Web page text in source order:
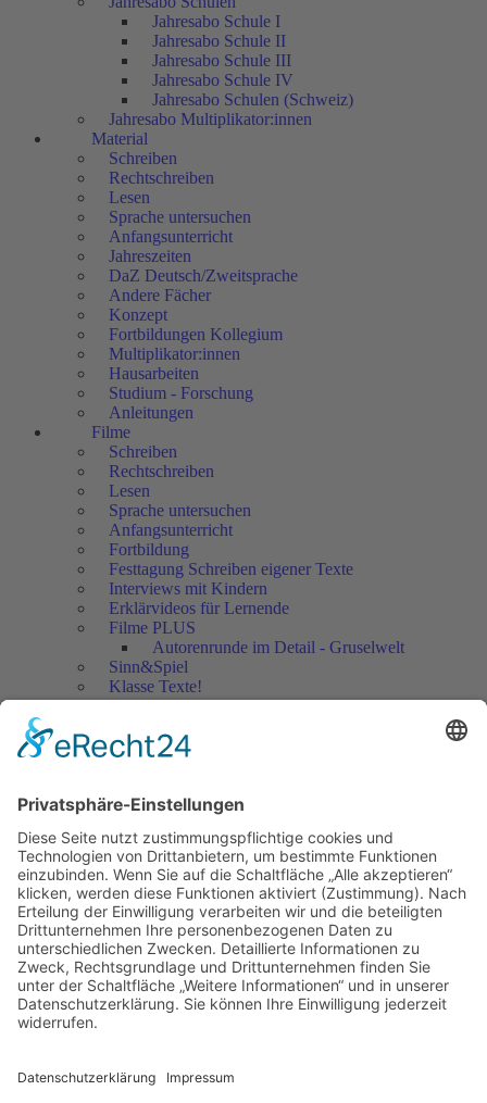
Jahresabo Schule I
Jahresabo Schule II
Jahresabo Schule III
Jahresabo Schule IV
Jahresabo Schulen (Schweiz)
Jahresabo Multiplikator:innen
Material
Schreiben
Rechtschreiben
Lesen
Sprache untersuchen
Anfangsunterricht
Jahreszeiten
DaZ Deutsch/Zweitsprache
Andere Fächer
Konzept
Fortbildungen Kollegium
Multiplikator:innen
Hausarbeiten
Studium - Forschung
Anleitungen
Filme
Schreiben
Rechtschreiben
Lesen
Sprache untersuchen
Anfangsunterricht
Fortbildung
Festtagung Schreiben eigener Texte
Interviews mit Kindern
Erklärvideos für Lernende
Filme PLUS
Autorenrunde im Detail - Gruselwelt
Sinn&Spiel
Klasse Texte!
Filmausschnitte Grundschule
Jedes Kind wertschätzen!
Artikel
Artikel 2018
Artikel 2017
Artikel 2016
Artikel 2015
Artikel 2014
Artikel 2013
Artikel 2012
Artikel bis 2011
Artikel zum Download - Religion
Artikel zum Download
Autorenrunden